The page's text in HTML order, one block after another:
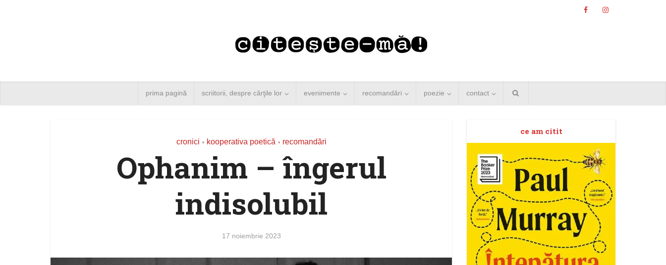
prima pagină scriitorii, despre cărţile lor evenimente recomandări poezie contact
cronici • kooperativa poetică • recomandări
Ophanim – îngerul
indisolubil
17 noiembrie 2023
ce am citit